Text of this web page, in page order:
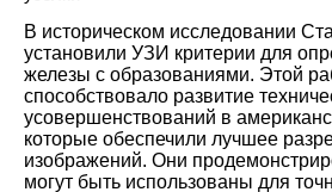
В историческом исследовании
установили УЗИ критерии для
железы с образованиями. Этой
способствовало развитие
усовершенствований в
которые обеспечили лучшее
изображений. Они
могут быть использованы для